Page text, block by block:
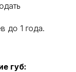
до 1 года.
губ: